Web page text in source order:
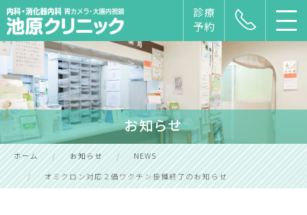
診療
予約
お知らせ
ホーム お知らせ
NEWS
オミクロン対応２価ワクチン接種終了のお知らせ